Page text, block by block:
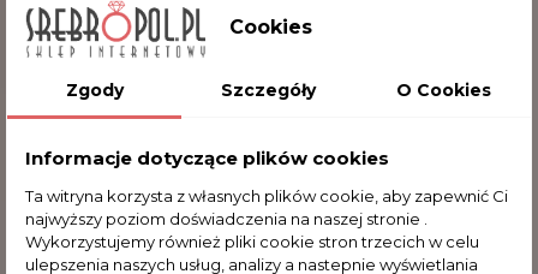
Cookies
Zgody Szczegóły O Cookies
Informacje dotyczące plików cookies
Ta witryna korzysta z własnych plików cookie, aby zapewnić Ci
najwyższy poziom doświadczenia na naszej stronie .
Wykorzystujemy również pliki cookie stron trzecich w celu
ulepszenia naszych usług, analizy a nastepnie wyświetlania